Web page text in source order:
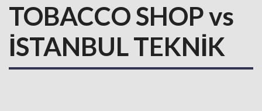
TOBACCO SHOP vs
İSTANBUL TEKNİK